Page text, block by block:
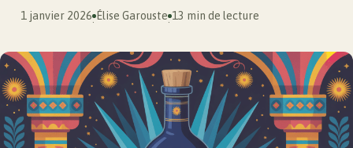
1 janvier 2026
·
Élise Garouste
·
13 min de lecture